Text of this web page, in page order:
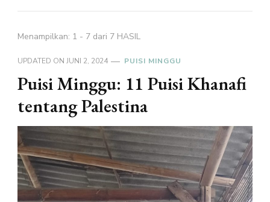
Menampilkan: 1 - 7 dari 7 HASIL
UPDATED ON JUNI 2, 2024 PUISI MINGGU
Puisi Minggu: 11 Puisi Khanafi
tentang Palestina